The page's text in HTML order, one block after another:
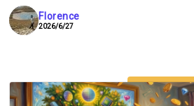
Florence
2026/6/27